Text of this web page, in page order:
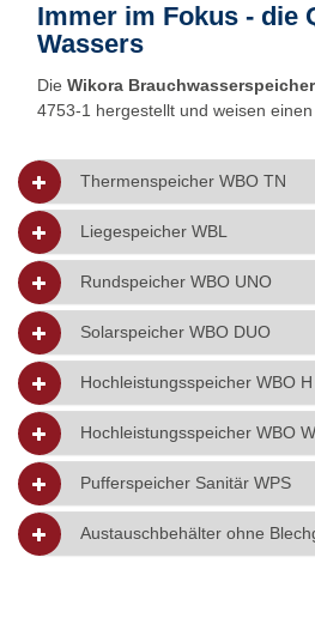
Immer im Fokus - die
Wassers
DieWikora
4753-1 hergestellt und weisen
Thermenspeicher WBO TN
Liegespeicher WBL
Rundspeicher WBO UNO
Solarspeicher WBO DUO
Hochleistungsspeicher WBO H
Hochleistungsspeicher WBO
Pufferspeicher Sanitär WPS
Austauschbehälter ohne